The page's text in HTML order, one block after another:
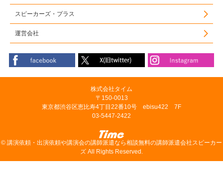
スピーカーズ・プラス
運営会社
株式会社タイム
〒150-0013
東京都渋谷区恵比寿4丁目22番10号 ebisu422 7F
03-5447-2422
© 講演依頼・出演依頼や講演会の講師派遣なら相談無料の講師派遣会社スピーカー
ズ All Rights Reserved.